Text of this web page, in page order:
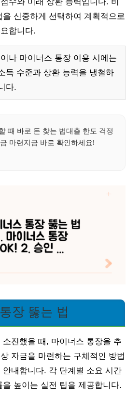
수와 미래 상환 능력입니다. 비
신중하게 선택하여 계획적으로
합니다.
나 마이너스 통장 이용 시에는
득 수준과 상환 능력을 냉철하
다.
때 바로 돈 찾는 법대출 한도 걱정
마련지금 바로 확인하세요!
장 뚫는 법
진했을 때, 마이너스 통장을 추
자금을 마련하는 구체적인 방법
안내합니다. 각 단계별 소요 시간
을 높이는 실전 팁을 제공합니다.